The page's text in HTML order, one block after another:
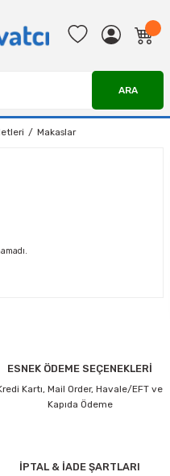
ARA
Makaslar
ESNEK ÖDEME SEÇENEKLERİ
Kartı, Mail Order, Havale/EFT ve
Kapıda Ödeme
İPTAL & İADE ŞARTLARI